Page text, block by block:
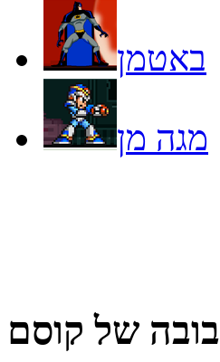
באטמן
מגה מן
בובה של קוסם